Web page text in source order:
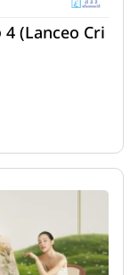
4 (Lanceo Cri